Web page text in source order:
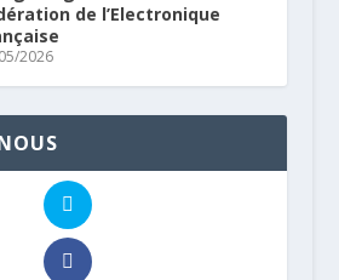
de l’Electronique
2026